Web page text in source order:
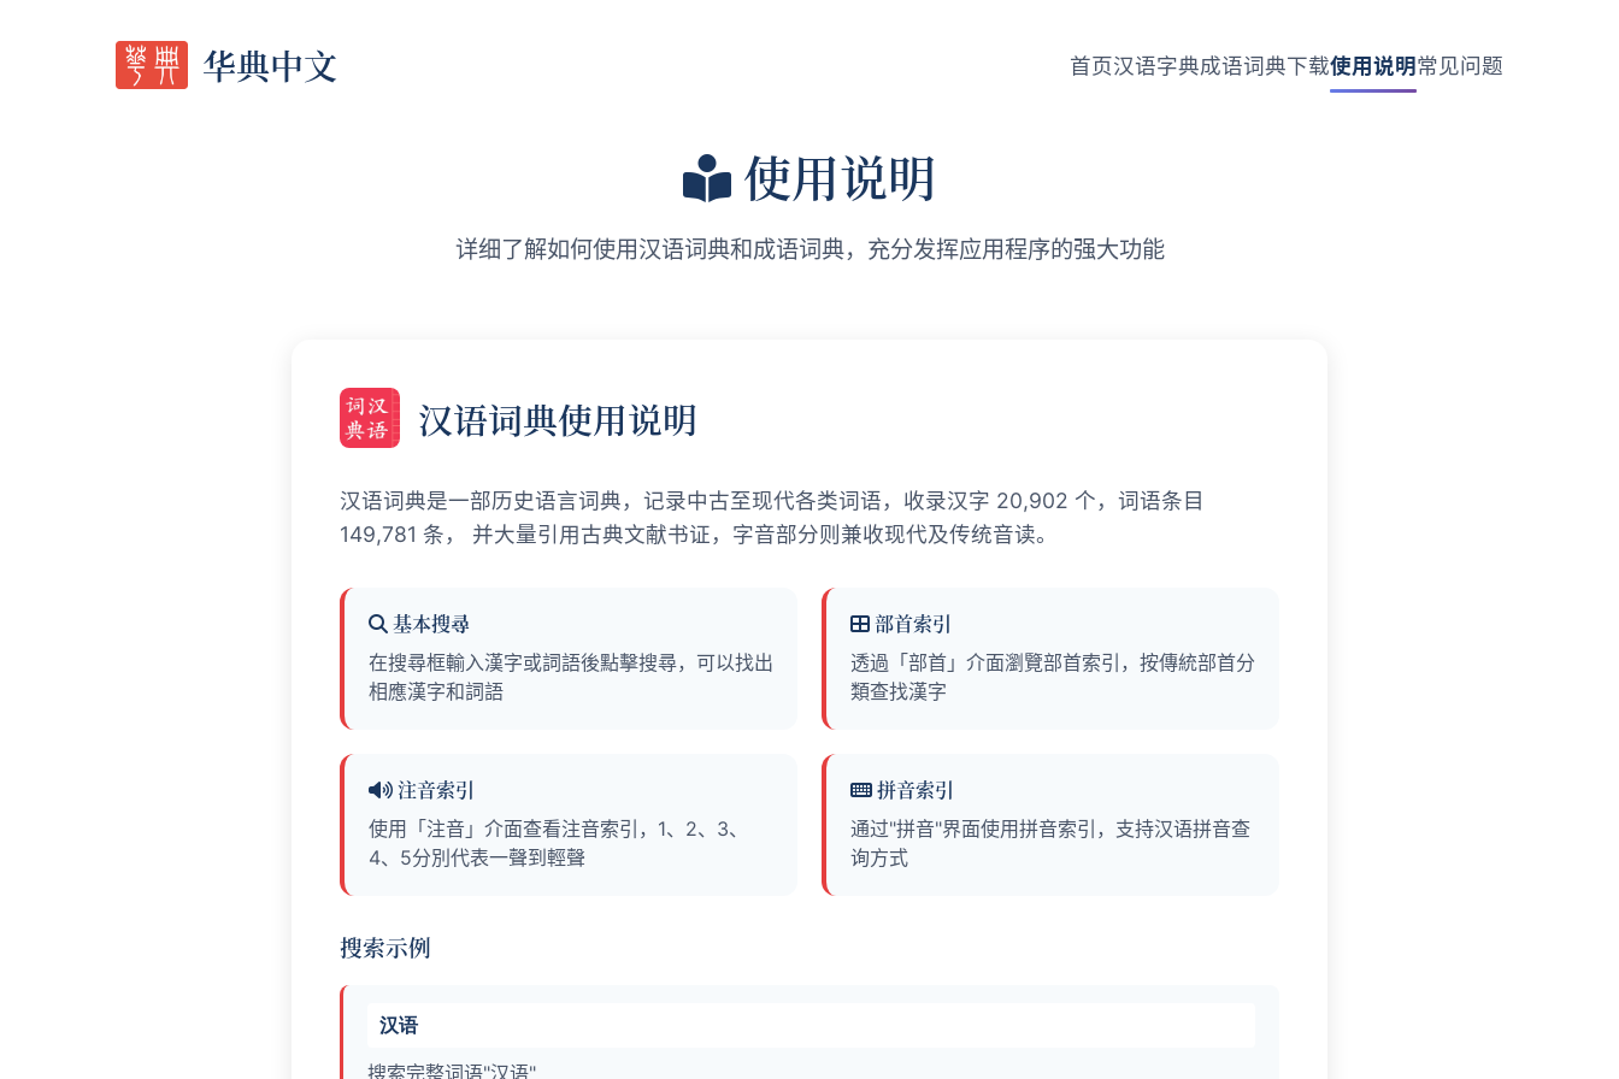
华典中文 首页汉语字典成语词典下载使用说明常见问题
使用说明
详细了解如何使用汉语词典和成语词典，充分发挥应用程序的强大功能
汉语词典使用说明
汉语词典是一部历史语言词典，记录中古至现代各类词语，收录汉字 20,902 个，词语条目
149,781 条， 并大量引用古典文献书证，字音部分则兼收现代及传统音读。
基本搜尋
在搜尋框輸入漢字或詞語後點擊搜尋，可以找出
相應漢字和詞語
部首索引
透過「部首」介面瀏覽部首索引，按傳統部首分
類查找漢字
注音索引
使用「注音」介面查看注音索引，1、2、3、
4、5分別代表一聲到輕聲
拼音索引
通过"拼音"界面使用拼音索引，支持汉语拼音查
询方式
搜索示例
汉语
搜索完整词语"汉语"